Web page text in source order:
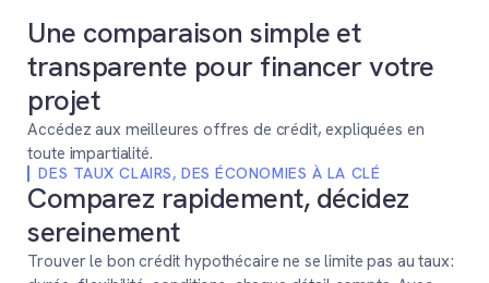
Une comparaison simple et
transparente pour financer votre
projet
Accédez aux meilleures offres de crédit, expliquées en
toute impartialité.
DES TAUX CLAIRS, DES ÉCONOMIES À LA CLÉ
Comparez rapidement, décidez
sereinement
Trouver le bon crédit hypothécaire ne se limite pas au taux :